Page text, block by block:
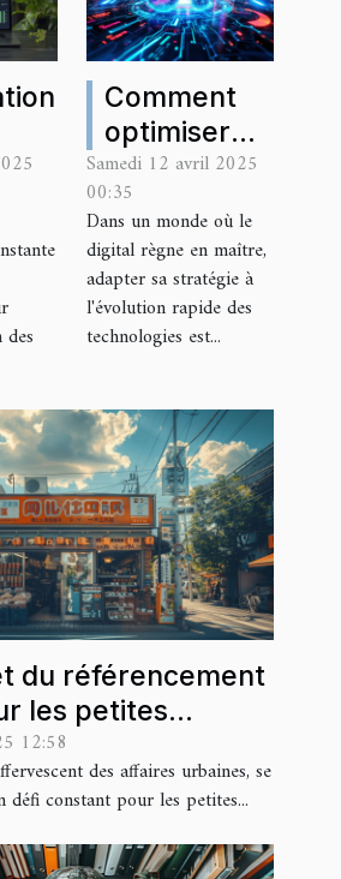
la
Comment
optimiser
votre
stratégie
digitale avec
les
dernières
tendances
technologie
Samedi 12 avril 2025
00:35
Dans un monde où le
digital règne en maître,
adapter sa stratégie à
l'évolution rapide des
technologies est...
du référencement
les petites
en milieu urbain
12:58
des affaires urbaines, se
défi constant pour les petites...